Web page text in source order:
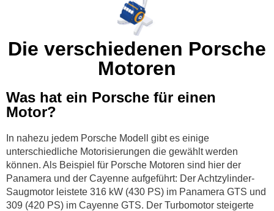
Die verschiedenen Porsche
Motoren
Was hat ein Porsche für einen
Motor?
In nahezu jedem Porsche Modell gibt es einige
unterschiedliche Motorisierungen die gewählt werden
können. Als Beispiel für Porsche Motoren sind hier der
Panamera und der Cayenne aufgeführt: Der Achtzylinder-
Saugmotor leistete 316 kW (430 PS) im Panamera GTS und
309 (420 PS) im Cayenne GTS. Der Turbomotor steigerte